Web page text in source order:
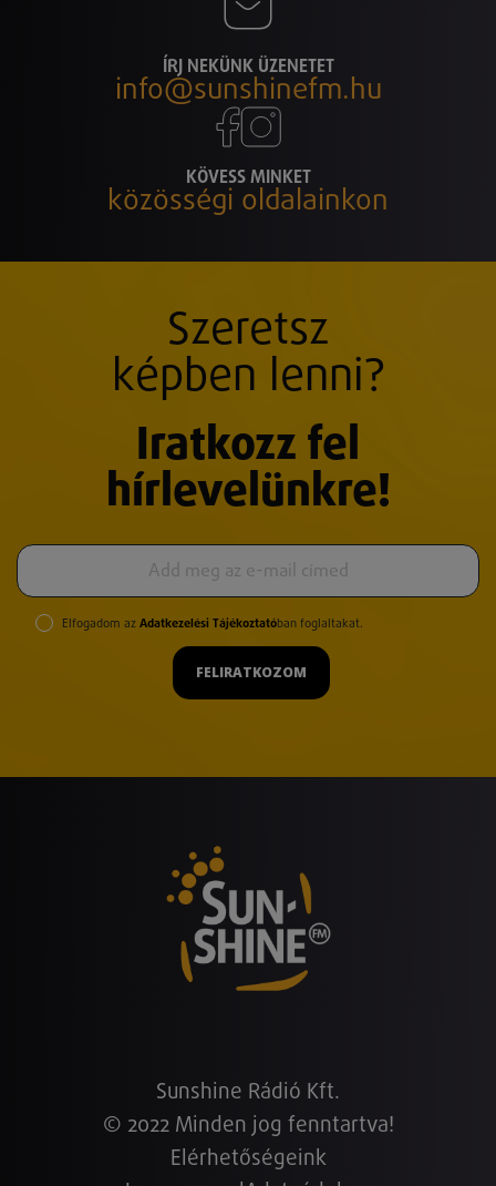
ÍRJ NEKÜNK ÜZENETET
info@sunshinefm.hu
KÖVESS MINKET
közösségi oldalainkon
Szeretsz
képben lenni?
Iratkozz fel
hírlevelünkre!
Elfogadom az Adatkezelési Tájékoztatóban foglaltakat.
FELIRATKOZOM
Sunshine Rádió Kft.
© 2022 Minden jog fenntartva!
Elérhetőségeink